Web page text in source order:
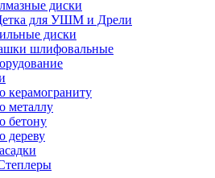
диски
для УШМ и Дрели
диски
шлифовальные
керамограниту
металлу
бетону
дереву